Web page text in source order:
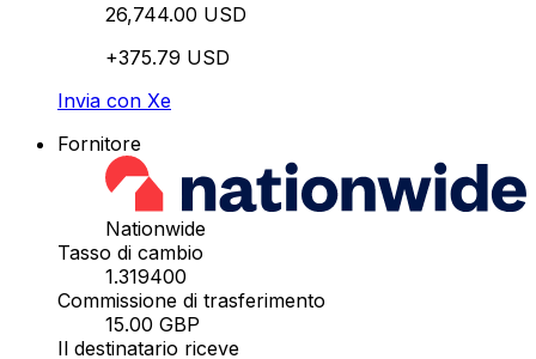
26,744.00 USD
+375.79 USD
Invia con Xe
Fornitore
Nationwide
Tasso di cambio
1.319400
Commissione di trasferimento
15.00 GBP
Il destinatario riceve